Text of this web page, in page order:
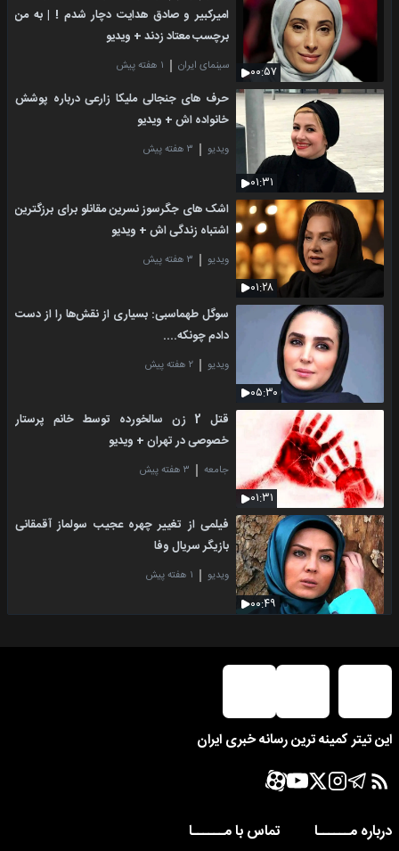
۰۰:۵۷
امیرکبیر و صادق هدایت دچار شدم ! | به من
برچسب معتاد زدند + ویدیو
سینمای ایران ۱ هفته پیش
۰۱:۳۱
حرف های جنجالی ملیکا زارعی درباره پوشش
خانواده اش + ویدیو
ویدیو ۳ هفته پیش
۰۱:۲۸
اشک های جگرسوز نسرین مقانلو برای برزگترین
اشتباه زندگی اش + ویدیو
ویدیو ۳ هفته پیش
۰۵:۳۰
سوگل طهماسبی: بسیاری از نقش‌ها را از دست
دادم چونکه....
ویدیو ۲ هفته پیش
۰۱:۳۱
قتل 2 زن سالخورده توسط خانم پرستار
خصوصی در تهران + ویدیو
جامعه ۳ هفته پیش
۰۰:۴۹
فیلمی از تغییر چهره عجیب سولماز آقمقانی
بازیگر سریال وفا
ویدیو ۱ هفته پیش
این تیتر کمینه ترین رسانه خبری ایران
درباره مــــــا
تماس با مــــــا